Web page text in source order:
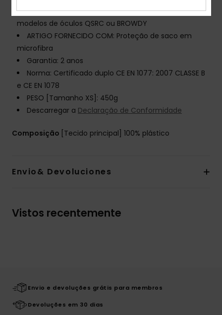
MELHOR COMBINAÇÃO DE ÓCULOS: Ideal com os
modelos de óculos QSRC ou BROWDY
ARTIGO FORNECIDO COM: Proteção de saco em
microfibra
Garantia: 2 anos
Norma: Certificado duplo CE EN 1077: 2007 CLASSE B
e CE EN 1078
PESO [Tamanho XS]: 450g
Descarregar a Declaração de Conformidade
Composição [Tecido principal] 100% plástico
Envio& Devoluciones
Vistos recentemente
Envio e devoluções grátis para membros
Devoluções em 30 dias